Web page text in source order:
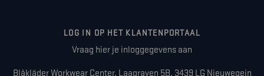
LOG IN OP HET KLANTENPORTAAL
Vraag hier je inloggegevens aan
Blåkläder Workwear Center, Laagraven 5B, 3439 LG Nieuwegein